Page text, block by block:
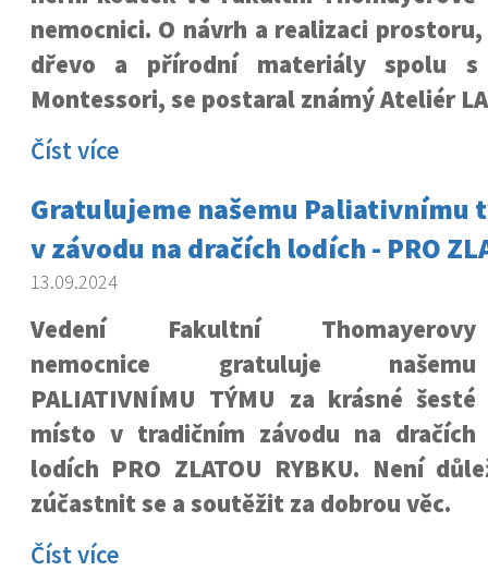
nemocnici. O návrh a realizaci
dřevo a přírodní materiály spolu s
Montessori, se postaral známý Ateliér
Číst více
Gratulujeme našemu Paliativnímu
v závodu na dračích lodích - PRO
13.09.2024
Vedení Fakultní Thomayerovy
nemocnice gratuluje našemu
PALIATIVNÍMU TÝMU za krásné šesté
místo v tradičním závodu na dračích
lodích PRO ZLATOU RYBKU. Není
zúčastnit se a soutěžit za dobrou věc.
Číst více